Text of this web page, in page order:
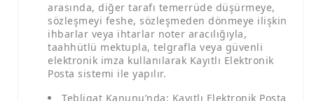
arasında, diğer tarafı temerrüde düşürmeye,
sözleşmeyi feshe, sözleşmeden dönmeye ilişkin
ihbarlar veya ihtarlar noter aracılığıyla,
taahhütlü mektupla, telgrafla veya güvenli
elektronik imza kullanılarak Kayıtlı Elektronik
Posta sistemi ile yapılır.
Tebligat Kanunu’nda; Kayıtlı Elektronik Posta